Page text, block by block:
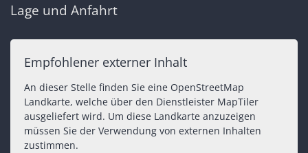
Lage und Anfahrt
Empfohlener externer Inhalt
An dieser Stelle finden Sie eine OpenStreetMap
Landkarte, welche über den Dienstleister MapTiler
ausgeliefert wird. Um diese Landkarte anzuzeigen
müssen Sie der Verwendung von externen Inhalten
zustimmen.